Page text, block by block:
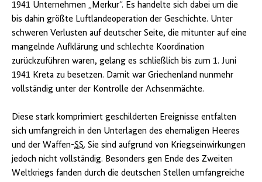
1941 Unternehmen „Merkur“. Es handelte sich dabei um die
bis dahin größte Luftlandeoperation der Geschichte. Unter
schweren Verlusten auf deutscher Seite, die mitunter auf eine
mangelnde Aufklärung und schlechte Koordination
zurückzuführen waren, gelang es schließlich bis zum 1. Juni
1941 Kreta zu besetzen. Damit war Griechenland nunmehr
vollständig unter der Kontrolle der Achsenmächte.
Diese stark komprimiert geschilderten Ereignisse entfalten
sich umfangreich in den Unterlagen des ehemaligen Heeres
und der Waffen-SS. Sie sind aufgrund von Kriegseinwirkungen
jedoch nicht vollständig. Besonders gen Ende des Zweiten
Weltkriegs fanden durch die deutschen Stellen umfangreiche